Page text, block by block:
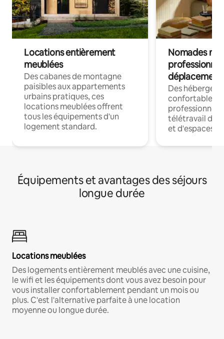
Locations entièrement
meublées
Des cabanes de montagne
paisibles aux appartements
urbains pratiques, ces
locations meublées offrent
tous les équipements d'un
logement standard.
Nomades
déplacement
Des
confortables
professionnels
télétravail
et d'espaces
Équipements et avantages des séjours
longue durée
Locations meublées
Des logements entièrement meublés avec une cuisine,
le wifi et les équipements dont vous avez besoin pour
vous installer confortablement pendant un mois ou
plus. C'est l'alternative parfaite à une location
moyenne ou longue durée.